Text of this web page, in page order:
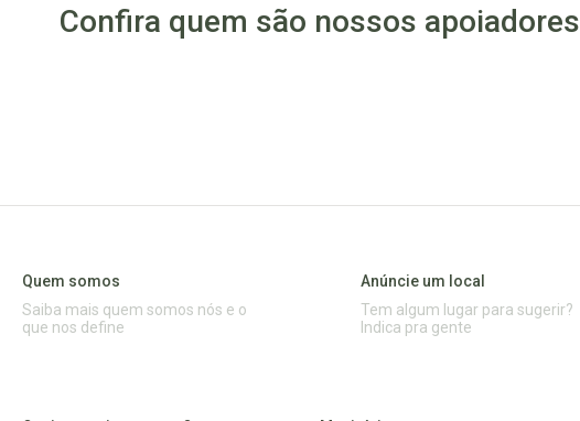
Confira quem são nossos apoiadores
Quem somos
Saiba mais quem somos nós e o
que nos define
Anúncie um local
Tem algum lugar para sugerir?
Indica pra gente